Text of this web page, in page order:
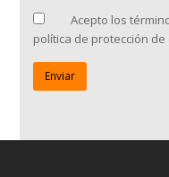
Acepto los
política de protección de